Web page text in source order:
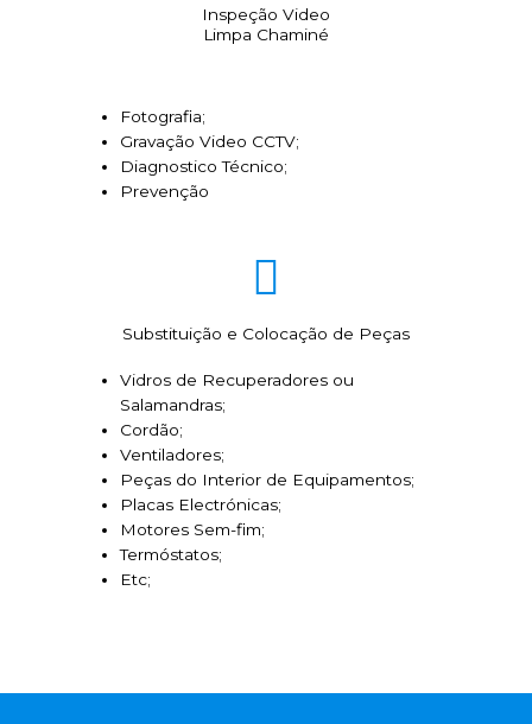
Inspeção Video
Limpa Chaminé
Fotografia;
Gravação Video CCTV;
Diagnostico Técnico;
Prevenção
Substituição e Colocação de Peças
Vidros de Recuperadores ou
Salamandras;
Cordão;
Ventiladores;
Peças do Interior de Equipamentos;
Placas Electrónicas;
Motores Sem-fim;
Termóstatos;
Etc;